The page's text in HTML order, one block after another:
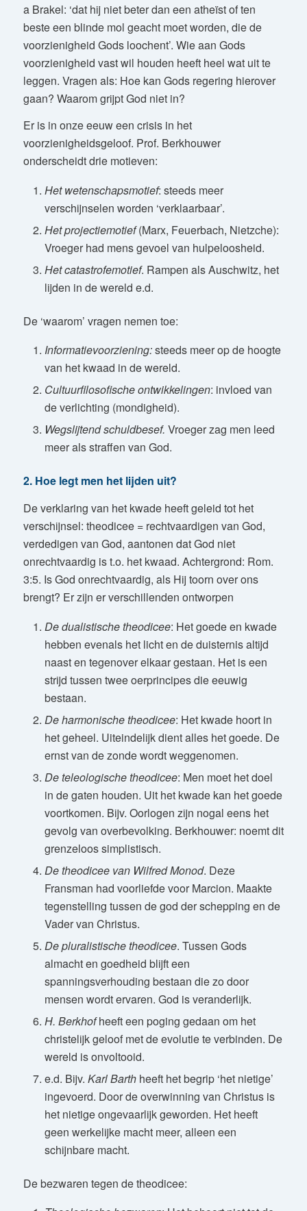
a Brakel: ‘dat hij niet beter dan een atheïst of ten
beste een blinde mol geacht moet worden, die de
voorzienigheid Gods loochent’. Wie aan Gods
voorzienigheid vast wil houden heeft heel wat uit te
leggen. Vragen als: Hoe kan Gods regering hierover
gaan? Waarom grijpt God niet in?
Er is in onze eeuw een crisis in het
voorzienigheidsgeloof. Prof. Berkhouwer
onderscheidt drie motieven:
Het wetenschapsmotief: steeds meer
verschijnselen worden ‘verklaarbaar’.
Het projectiemotief(Marx, Feuerbach, Nietzche):
Vroeger had mens gevoel van hulpeloosheid.
Het catastrofemotief. Rampen als Auschwitz, het
lijden in de wereld e.d.
De ‘waarom’ vragen nemen toe:
Informatievoorziening:steeds meer op de hoogte
van het kwaad in de wereld.
Cultuurfilosofische ontwikkelingen: invloed van
de verlichting (mondigheid).
Wegslijtend schuldbesef. Vroeger zag men leed
meer als straffen van God.
2. Hoe legt men het lijden uit?
De verklaring van het kwade heeft geleid tot het
verschijnsel: theodicee = rechtvaardigen van God,
verdedigen van God, aantonen dat God niet
onrechtvaardig is t.o. het kwaad. Achtergrond: Rom.
3:5. Is God onrechtvaardig, als Hij toorn over ons
brengt? Er zijn er verschillenden ontworpen
De dualistische theodicee: Het goede en kwade
hebben evenals het licht en de duisternis altijd
naast en tegenover elkaar gestaan. Het is een
strijd tussen twee oerprincipes die eeuwig
bestaan.
De harmonische theodicee: Het kwade hoort in
het geheel. Uiteindelijk dient alles het goede. De
ernst van de zonde wordt weggenomen.
De teleologische theodicee: Men moet het doel
in de gaten houden. Uit het kwade kan het goede
voortkomen. Bijv. Oorlogen zijn nogal eens het
gevolg van overbevolking. Berkhouwer: noemt dit
grenzeloos simplistisch.
De theodicee van Wilfred Monod. Deze
Fransman had voorliefde voor Marcion. Maakte
tegenstelling tussen de god der schepping en de
Vader van Christus.
De pluralistische theodicee. Tussen Gods
almacht en goedheid blijft een
spanningsverhouding bestaan die zo door
mensen wordt ervaren. God is veranderlijk.
H. Berkhofheeft een poging gedaan om het
christelijk geloof met de evolutie te verbinden. De
wereld is onvoltooid.
e.d. Bijv. Karl Barthheeft het begrip ‘het nietige’
ingevoerd. Door de overwinning van Christus is
het nietige ongevaarlijk geworden. Het heeft
geen werkelijke macht meer, alleen een
schijnbare macht.
De bezwaren tegen de theodicee: